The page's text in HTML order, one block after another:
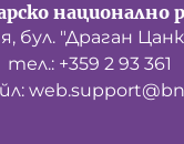
национално
бул. "Драган
тел.: +359 2 93 361